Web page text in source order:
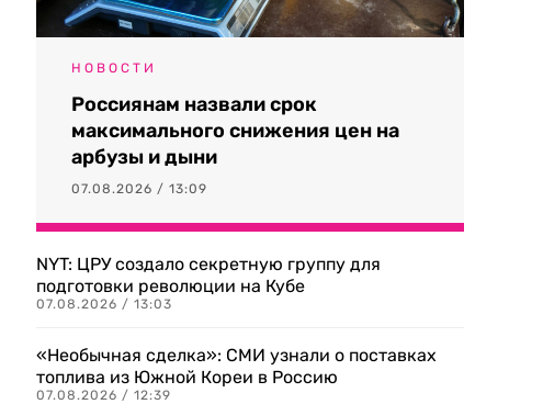
НОВОСТИ
Россиянам назвали срок
максимального снижения цен на
арбузы и дыни
07.08.2026 / 13:09
NYT: ЦРУ создало секретную группу для
подготовки революции на Кубе
07.08.2026 / 13:03
«Необычная сделка»: СМИ узнали о поставках
топлива из Южной Кореи в Россию
07.08.2026 / 12:39